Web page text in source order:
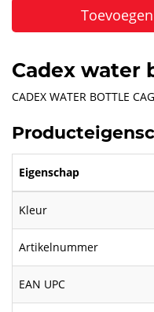
Cadex water
CADEX WATER BOTTLE
Eigenschap
Kleur
Artikelnummer
EAN UPC